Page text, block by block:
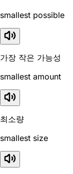
smallest possible
가장 작은 가능성
smallest amount
최소량
smallest size